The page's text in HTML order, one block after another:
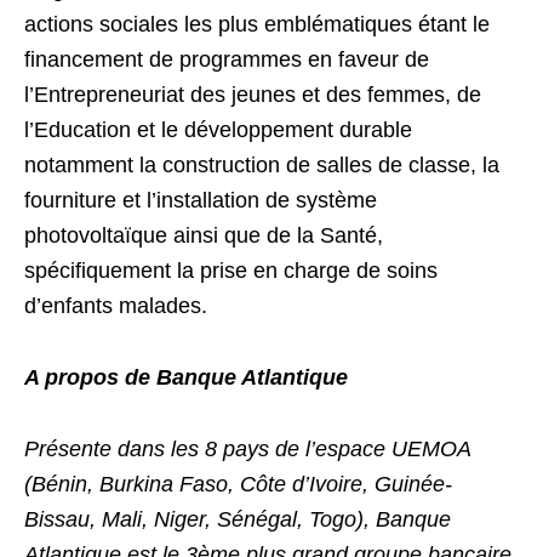
actions sociales les plus emblématiques étant le
financement de programmes en faveur de
l’Entrepreneuriat des jeunes et des femmes, de
l’Education et le développement durable
notamment la construction de salles de classe, la
fourniture et l’installation de système
photovoltaïque ainsi que de la Santé,
spécifiquement la prise en charge de soins
d’enfants malades.
A propos de Banque Atlantique
Présente dans les 8 pays de l’espace UEMOA
(Bénin, Burkina Faso, Côte d’Ivoire, Guinée-
Bissau, Mali, Niger, Sénégal, Togo), Banque